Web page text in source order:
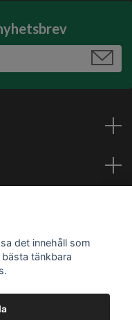
det innehåll som
tänkbara